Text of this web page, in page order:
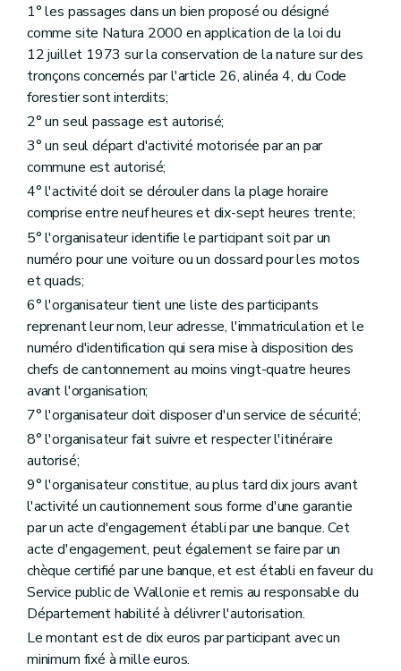
1° les passages dans un bien proposé ou désigné
comme site Natura 2000 en application de la loi du
12 juillet 1973 sur la conservation de la nature sur des
tronçons concernés par l'article 26, alinéa 4, du Code
forestier sont interdits;
2° un seul passage est autorisé;
3° un seul départ d'activité motorisée par an par
commune est autorisé;
4° l'activité doit se dérouler dans la plage horaire
comprise entre neuf heures et dix-sept heures trente;
5° l'organisateur identifie le participant soit par un
numéro pour une voiture ou un dossard pour les motos
et quads;
6° l'organisateur tient une liste des participants
reprenant leur nom, leur adresse, l'immatriculation et le
numéro d'identification qui sera mise à disposition des
chefs de cantonnement au moins vingt-quatre heures
avant l'organisation;
7° l'organisateur doit disposer d'un service de sécurité;
8° l'organisateur fait suivre et respecter l'itinéraire
autorisé;
9° l'organisateur constitue, au plus tard dix jours avant
l'activité un cautionnement sous forme d'une garantie
par un acte d'engagement établi par une banque. Cet
acte d'engagement, peut également se faire par un
chèque certifié par une banque, et est établi en faveur du
Service public de Wallonie et remis au responsable du
Département habilité à délivrer l'autorisation.
Le montant est de dix euros par participant avec un
minimum fixé à mille euros.